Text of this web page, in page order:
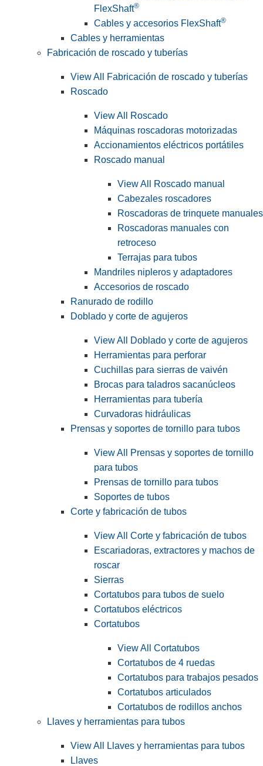
FlexShaft®
Cables y accesorios FlexShaft®
Cables y herramientas
Fabricación de roscado y tuberías
View All Fabricación de roscado y tuberías
Roscado
View All Roscado
Máquinas roscadoras motorizadas
Accionamientos eléctricos portátiles
Roscado manual
View All Roscado manual
Cabezales roscadores
Roscadoras de trinquete manuales
Roscadoras manuales con
retroceso
Terrajas para tubos
Mandriles nipleros y adaptadores
Accesorios de roscado
Ranurado de rodillo
Doblado y corte de agujeros
View All Doblado y corte de agujeros
Herramientas para perforar
Cuchillas para sierras de vaivén
Brocas para taladros sacanúcleos
Herramientas para tubería
Curvadoras hidráulicas
Prensas y soportes de tornillo para tubos
View All Prensas y soportes de tornillo
para tubos
Prensas de tornillo para tubos
Soportes de tubos
Corte y fabricación de tubos
View All Corte y fabricación de tubos
Escariadoras, extractores y machos de
roscar
Sierras
Cortatubos para tubos de suelo
Cortatubos eléctricos
Cortatubos
View All Cortatubos
Cortatubos de 4 ruedas
Cortatubos para trabajos pesados
Cortatubos articulados
Cortatubos de rodillos anchos
Llaves y herramientas para tubos
View All Llaves y herramientas para tubos
Llaves